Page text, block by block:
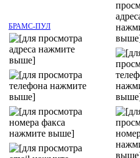
БРАМС-ПУЛ